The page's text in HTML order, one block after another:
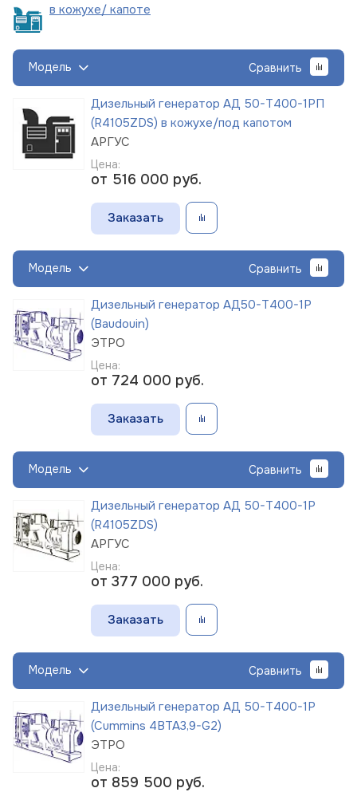
в кожухе/ капоте
Модель Сравнить
Дизельный генератор АД 50-Т400-1РП
(R4105ZDS) в кожухе/под капотом
АРГУС
Цена:
от 516 000 руб.
Заказать
Модель Сравнить
Дизельный генератор АД50-Т400-1Р
(Baudouin)
ЭТРО
Цена:
от 724 000 руб.
Заказать
Модель Сравнить
Дизельный генератор АД 50-Т400-1Р
(R4105ZDS)
АРГУС
Цена:
от 377 000 руб.
Заказать
Модель Сравнить
Дизельный генератор АД 50-Т400-1Р
(Cummins 4BTA3,9-G2)
ЭТРО
Цена:
от 859 500 руб.